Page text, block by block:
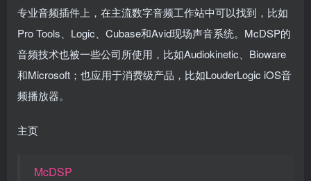
专业音频插件上，在主流数字音频工作站中可以找到，比如
Pro Tools、Logic、Cubase和Avid现场声音系统。McDSP的
音频技术也被一些公司所使用，比如Audiokinetic、Bioware
和Microsoft；也应用于消费级产品，比如LouderLogic iOS音
频播放器。
主页
McDSP